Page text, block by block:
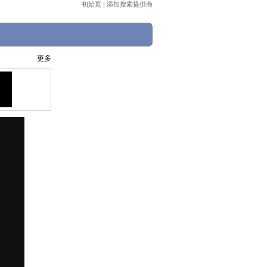
初始页 | 添加搜索提供商
更多